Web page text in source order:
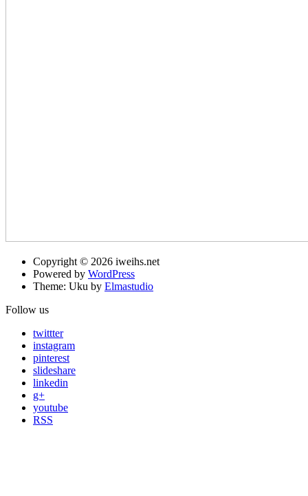
Copyright © 2026 iweihs.net
Powered by WordPress
Theme: Uku by Elmastudio
Follow us
twittter
instagram
pinterest
slideshare
linkedin
g+
youtube
RSS